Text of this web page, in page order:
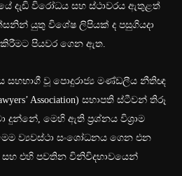
දැඩි විරෝධය සහ ස්ථාවරය ඇතුළත්
යුතු විශේෂ ලිපියක් ද පසුගියදා
පියවර ගෙන ඇත.
සහභාගී වූ පොදුරාජ්‍ය මණ්ඩලීය නීතිඥ
Association) සභාපති ස්ටීවන් තිරූ
දුන්නේ, මෙහි ඇති ප්‍රශ්නය විශ්‍රාම
ව්‍යවස්ථා සංශෝධනය ගෙන එන
සහ එහි පවතින විනිවිදභාවයෙන්